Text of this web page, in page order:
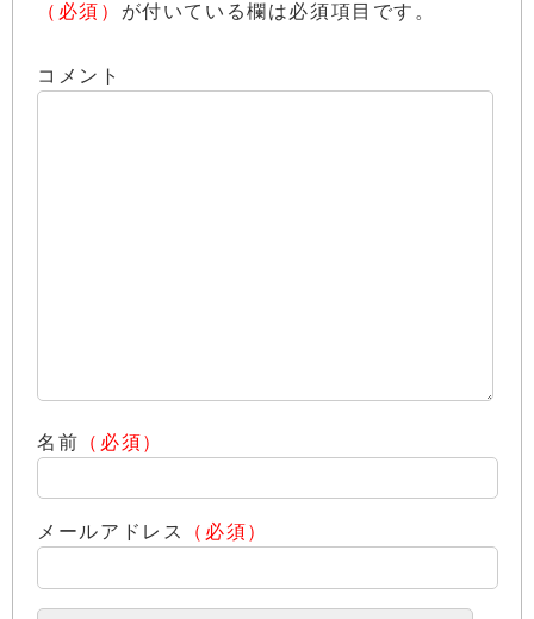
（必須） が付いている欄は必須項目です。
コメント
名前 （必須）
メールアドレス （必須）